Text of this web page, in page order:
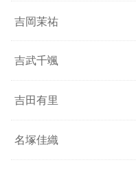
吉岡茉祐
吉武千颯
吉田有里
名塚佳織